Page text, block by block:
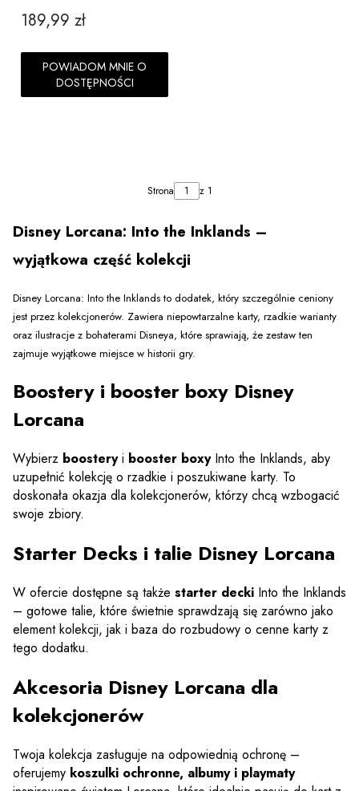
Cena
189,99 zł
POWIADOM MNIE O
DOSTĘPNOŚCI
Strona z 1
Disney Lorcana: Into the Inklands –
wyjątkowa część kolekcji
Disney Lorcana: Into the Inklands to dodatek, który szczególnie ceniony
jest przez kolekcjonerów. Zawiera niepowtarzalne karty, rzadkie warianty
oraz ilustracje z bohaterami Disneya, które sprawiają, że zestaw ten
zajmuje wyjątkowe miejsce w historii gry.
Boostery i booster boxy Disney
Lorcana
Wybierz boosteryi booster boxyInto the Inklands, aby
uzupełnić kolekcję o rzadkie i poszukiwane karty. To
doskonała okazja dla kolekcjonerów, którzy chcą wzbogacić
swoje zbiory.
Starter Decks i talie Disney Lorcana
W ofercie dostępne są także starter decki Into the Inklands
– gotowe talie, które świetnie sprawdzają się zarówno jako
element kolekcji, jak i baza do rozbudowy o cenne karty z
tego dodatku.
Akcesoria Disney Lorcana dla
kolekcjonerów
Twoja kolekcja zasługuje na odpowiednią ochronę –
oferujemy koszulki ochronne, albumy i playmaty